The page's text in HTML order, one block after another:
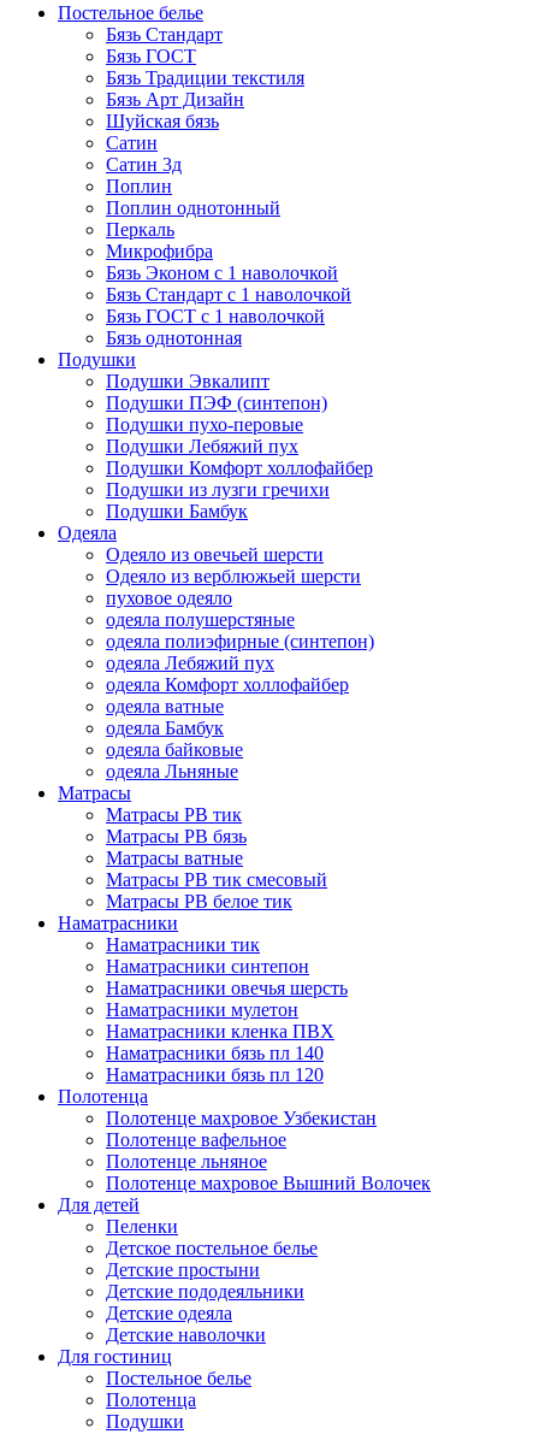
Постельное белье
Бязь Стандарт
Бязь ГОСТ
Бязь Традиции текстиля
Бязь Арт Дизайн
Шуйская бязь
Сатин
Сатин 3д
Поплин
Поплин однотонный
Перкаль
Микрофибра
Бязь Эконом с 1 наволочкой
Бязь Стандарт с 1 наволочкой
Бязь ГОСТ с 1 наволочкой
Бязь однотонная
Подушки
Подушки Эвкалипт
Подушки ПЭФ (синтепон)
Подушки пухо-перовые
Подушки Лебяжий пух
Подушки Комфорт холлофайбер
Подушки из лузги гречихи
Подушки Бамбук
Одеяла
Одеяло из овечьей шерсти
Одеяло из верблюжьей шерсти
пуховое одеяло
одеяла полушерстяные
одеяла полиэфирные (синтепон)
одеяла Лебяжий пух
одеяла Комфорт холлофайбер
одеяла ватные
одеяла Бамбук
одеяла байковые
одеяла Льняные
Матрасы
Матрасы РВ тик
Матрасы РВ бязь
Матрасы ватные
Матрасы РВ тик смесовый
Матрасы РВ белое тик
Наматрасники
Наматрасники тик
Наматрасники синтепон
Наматрасники овечья шерсть
Наматрасники мулетон
Наматрасники кленка ПВХ
Наматрасники бязь пл 140
Наматрасники бязь пл 120
Полотенца
Полотенце махровое Узбекистан
Полотенце вафельное
Полотенце льняное
Полотенце махровое Вышний Волочек
Для детей
Пеленки
Детское постельное белье
Детские простыни
Детские пододеяльники
Детские одеяла
Детские наволочки
Для гостиниц
Постельное белье
Полотенца
Подушки